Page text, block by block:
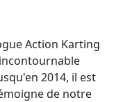
Action Karting
2014, il est
de notre